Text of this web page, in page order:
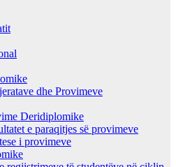
dhe Provimeve
Deridiplomike
e paraqitjes së provimeve
i provimeve